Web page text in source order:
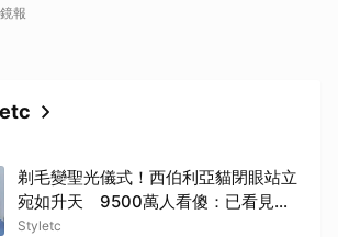
鏡報
剃毛變聖光儀式！西伯利亞貓閉眼站立
宛如升天 9500萬人看傻：已看見上
帝
Styletc